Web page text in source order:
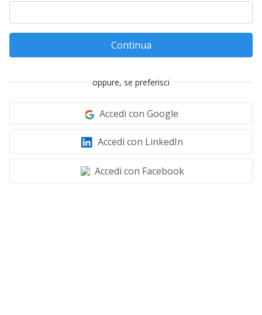
Continua
oppure, se preferisci
Accedi con Google
Accedi con LinkedIn
Accedi con Facebook